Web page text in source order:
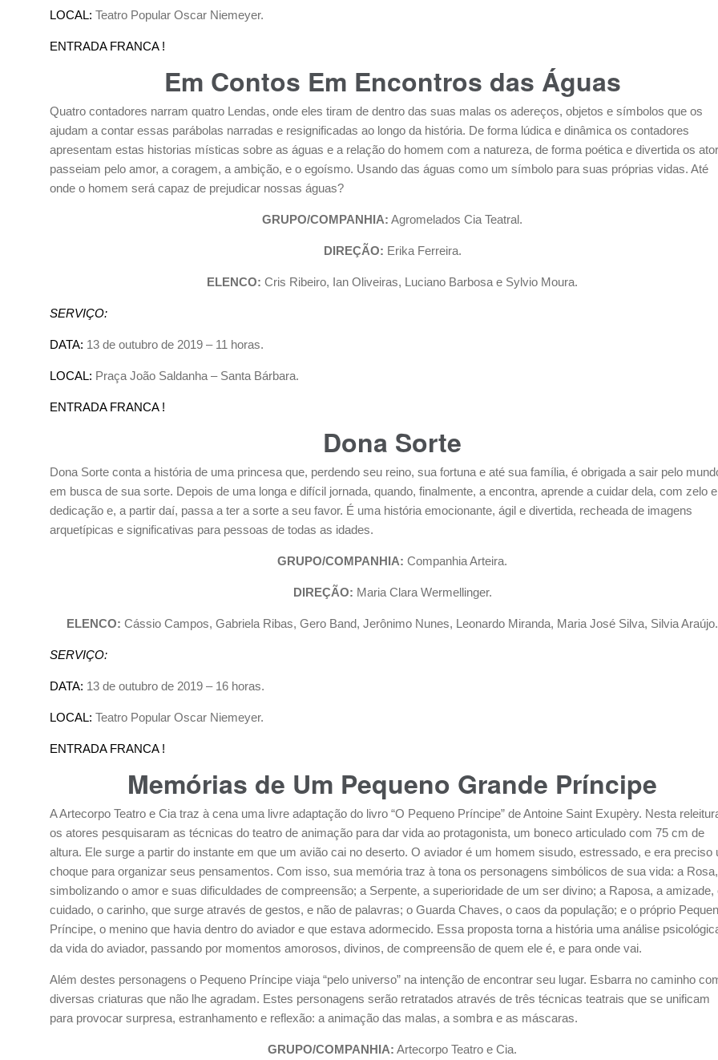
LOCAL: Teatro Popular Oscar Niemeyer.
ENTRADA FRANCA !
Em Contos Em Encontros das Águas
Quatro contadores narram quatro Lendas, onde eles tiram de dentro das suas malas os adereços, objetos e símbolos que os
ajudam a contar essas parábolas narradas e resignificadas ao longo da história. De forma lúdica e dinâmica os contadores
apresentam estas historias místicas sobre as águas e a relação do homem com a natureza, de forma poética e divertida os
passeiam pelo amor, a coragem, a ambição, e o egoísmo. Usando das águas como um símbolo para suas próprias vidas. Até
onde o homem será capaz de prejudicar nossas águas?
GRUPO/COMPANHIA: Agromelados Cia Teatral.
DIREÇÃO: Erika Ferreira.
ELENCO: Cris Ribeiro, Ian Oliveiras, Luciano Barbosa e Sylvio Moura.
SERVIÇO:
DATA: 13 de outubro de 2019 – 11 horas.
LOCAL: Praça João Saldanha – Santa Bárbara.
ENTRADA FRANCA !
Dona Sorte
Dona Sorte conta a história de uma princesa que, perdendo seu reino, sua fortuna e até sua família, é obrigada a sair pelo
em busca de sua sorte. Depois de uma longa e difícil jornada, quando, finalmente, a encontra, aprende a cuidar dela, com zelo e
dedicação e, a partir daí, passa a ter a sorte a seu favor. É uma história emocionante, ágil e divertida, recheada de imagens
arquetípicas e significativas para pessoas de todas as idades.
GRUPO/COMPANHIA: Companhia Arteira.
DIREÇÃO: Maria Clara Wermellinger.
ELENCO: Cássio Campos, Gabriela Ribas, Gero Band, Jerônimo Nunes, Leonardo Miranda, Maria José Silva, Silvia Araújo.
SERVIÇO:
DATA: 13 de outubro de 2019 – 16 horas.
LOCAL: Teatro Popular Oscar Niemeyer.
ENTRADA FRANCA !
Memórias de Um Pequeno Grande Príncipe
A Artecorpo Teatro e Cia traz à cena uma livre adaptação do livro “O Pequeno Príncipe” de Antoine Saint Exupèry. Nesta
os atores pesquisaram as técnicas do teatro de animação para dar vida ao protagonista, um boneco articulado com 75 cm de
altura. Ele surge a partir do instante em que um avião cai no deserto. O aviador é um homem sisudo, estressado, e era preciso
choque para organizar seus pensamentos. Com isso, sua memória traz à tona os personagens simbólicos de sua vida: a Rosa,
simbolizando o amor e suas dificuldades de compreensão; a Serpente, a superioridade de um ser divino; a Raposa, a amizade,
cuidado, o carinho, que surge através de gestos, e não de palavras; o Guarda Chaves, o caos da população; e o próprio
Príncipe, o menino que havia dentro do aviador e que estava adormecido. Essa proposta torna a história uma análise
da vida do aviador, passando por momentos amorosos, divinos, de compreensão de quem ele é, e para onde vai.
Além destes personagens o Pequeno Príncipe viaja “pelo universo” na intenção de encontrar seu lugar. Esbarra no caminho
diversas criaturas que não lhe agradam. Estes personagens serão retratados através de três técnicas teatrais que se unificam
para provocar surpresa, estranhamento e reflexão: a animação das malas, a sombra e as máscaras.
GRUPO/COMPANHIA: Artecorpo Teatro e Cia.